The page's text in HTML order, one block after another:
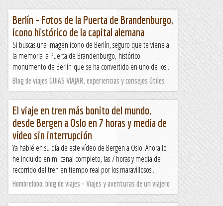
Berlín – Fotos de la Puerta de Brandenburgo,
icono histórico de la capital alemana
Si buscas una imagen icono de Berlín, seguro que te viene a
la memoria la Puerta de Brandenburgo, histórico
monumento de Berlín que se ha convertido en uno de los...
Blog de viajes GUIAS VIAJAR, experiencias y consejos útiles
El viaje en tren más bonito del mundo,
desde Bergen a Oslo en 7 horas y media de
vídeo sin interrupción
Ya hablé en su día de este vídeo de Bergen a Oslo. Ahora lo
he incluido en mi canal completo, las 7 horas y media de
recorrido del tren en tiempo real por los maravillosos...
Hombrelobo, blog de viajes - Viajes y aventuras de un viajero